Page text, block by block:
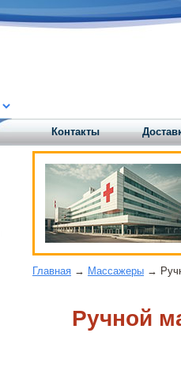
Контакты
Главная → Массажеры →
Ручной